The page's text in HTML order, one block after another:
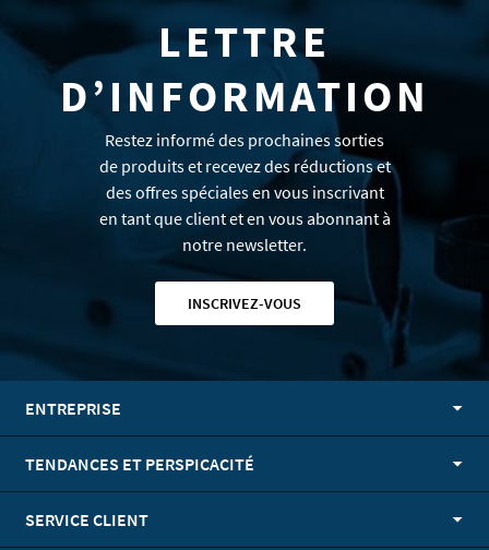
LETTRE
D’INFORMATION
Restez informé des prochaines sorties
de produits et recevez des réductions et
des offres spéciales en vous inscrivant
en tant que client et en vous abonnant à
notre newsletter.
INSCRIVEZ-VOUS
ENTREPRISE
TENDANCES ET PERSPICACITÉ
SERVICE CLIENT